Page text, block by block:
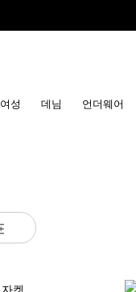
여성 데님 언더웨어